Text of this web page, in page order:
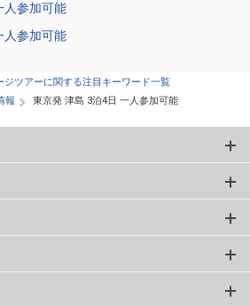
人参加可能
人参加可能
ジツアーに関する注目キーワード一覧
報
東京発 津島 3泊4日 一人参加可能